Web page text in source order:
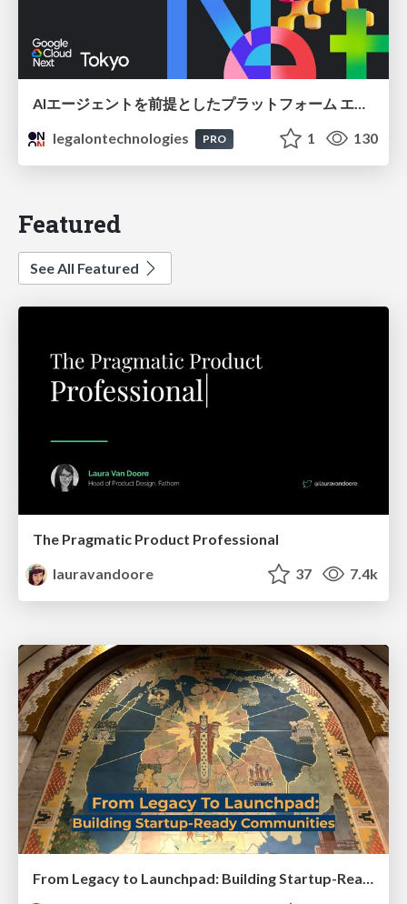
AIエージェントを前提としたプラットフォーム エンジニアリング：GKEで作るAgent-Ready Golden Path
legalontechnologies
PRO 1 130
Featured
See All Featured
The Pragmatic Product Professional
lauravandoore
37 7.4k